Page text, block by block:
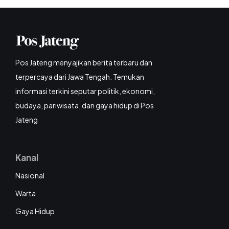
Pos Jateng menyajikan berita terbaru dan
terpercaya dari Jawa Tengah. Temukan
informasi terkini seputar politik, ekonomi,
budaya, pariwisata, dan gaya hidup di Pos
Jateng
Kanal
Nasional
Warta
Gaya Hidup